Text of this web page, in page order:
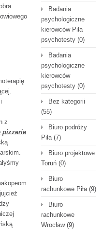
z
pizzerie
Badania
psychologiczne
kierowców Piła
psychotesty (0)
Badania
psychologiczne
kierowców
psychotesty (0)
Bez kategorii
(55)
Biuro podróży
Piła(7)
Biuro projektowe
Toruń (0)
Biuro
rachunkowe Piła(9)
Biuro
rachunkowe
Wrocław(9)